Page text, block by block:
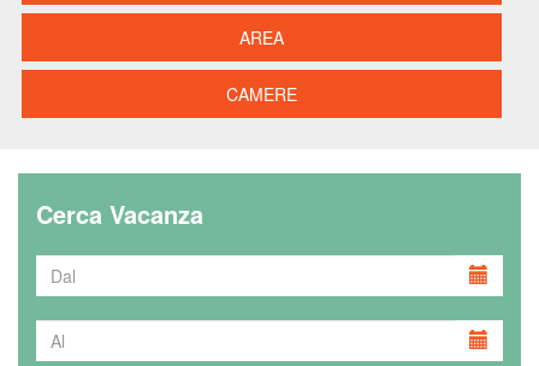
AREA
CAMERE
Cerca Vacanza